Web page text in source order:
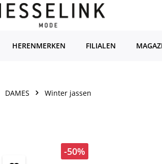
HERENMERKEN FILIALEN
DAMES Winter jassen
-50%